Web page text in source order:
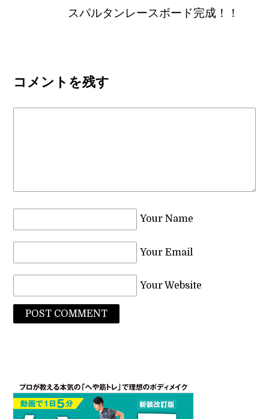
スパルタンレースボード完成！！
コメントを残す
Your Name
Your Email
Your Website